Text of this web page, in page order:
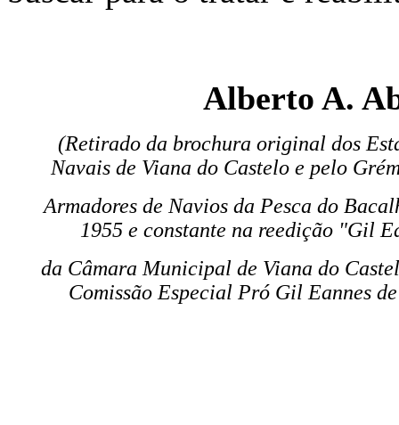
Alberto A.
(Retirado da brochura original dos
Navais de Viana do Castelo e pelo
Armadores de Navios da Pesca do
1955 e constante na reedição "Gil
da Câmara Municipal de Viana do
Comissão Especial Pró Gil Eannes